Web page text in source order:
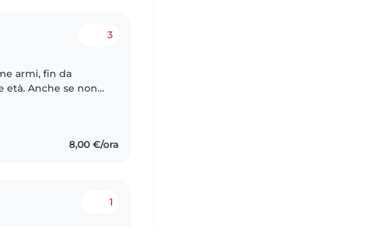
3
armi, fin da
età. Anche se non
8,00 €/ora
1